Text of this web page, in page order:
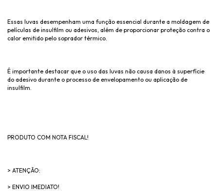
Essas luvas desempenham uma função essencial durante a moldagem de
películas de insulfilm ou adesivos, além de proporcionar proteção contra o
calor emitido pelo soprador térmico.
É importante destacar que o uso das luvas não causa danos à superfície
do adesivo durante o processo de envelopamento ou aplicação de
insulfilm.
PRODUTO COM NOTA FISCAL!
> ATENÇÃO:
> ENVIO IMEDIATO!